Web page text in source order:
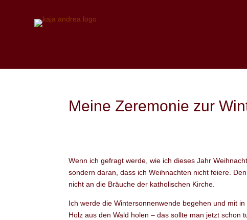
Meine Zeremonie zur
Wenn ich gefragt werde, wie ich dieses Jahr
sondern daran, dass ich Weihnachten nicht feiere.
nicht an die Bräuche der katholischen Kirche.
Ich werde die Wintersonnenwende begehen und mit
Holz aus den Wald holen – das sollte man jetzt